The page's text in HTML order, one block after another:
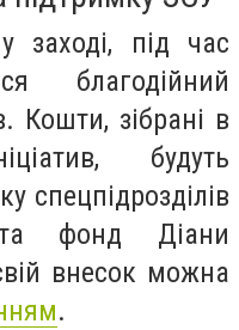
заході, під час
благодійний
Кошти, зібрані в
будуть
спецпідрозділів
фонд Діани
внесок можна
.